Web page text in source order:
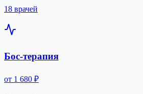
18 врачей
Бос-терапия
от 1 680 ₽